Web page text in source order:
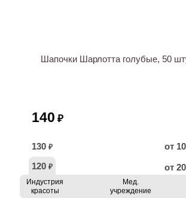
Шапочки Шарлотта голубые, 50
140 ₽
130 ₽
от
120 ₽ от
Индустрия
красоты
Мед.
учреждение